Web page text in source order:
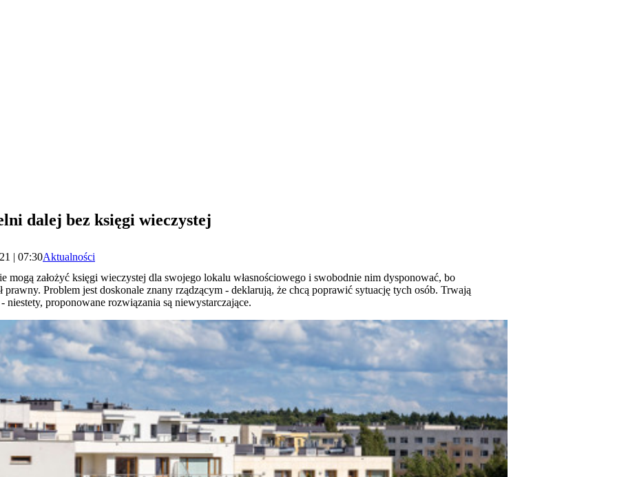
dalej bez księgi wieczystej
| 07:30Aktualności
mogą założyć księgi wieczystej dla swojego lokalu własnościowego i swobodnie nim dysponować, bo
prawny. Problem jest doskonale znany rządzącym - deklarują, że chcą poprawić sytuację tych osób. Trwają
niestety, proponowane rozwiązania są niewystarczające.